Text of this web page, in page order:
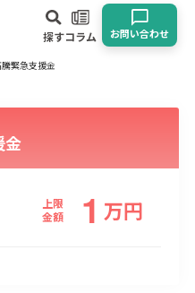
探すコラム お問い合わせ
緊急支援金
金
上限
金額
1 万円